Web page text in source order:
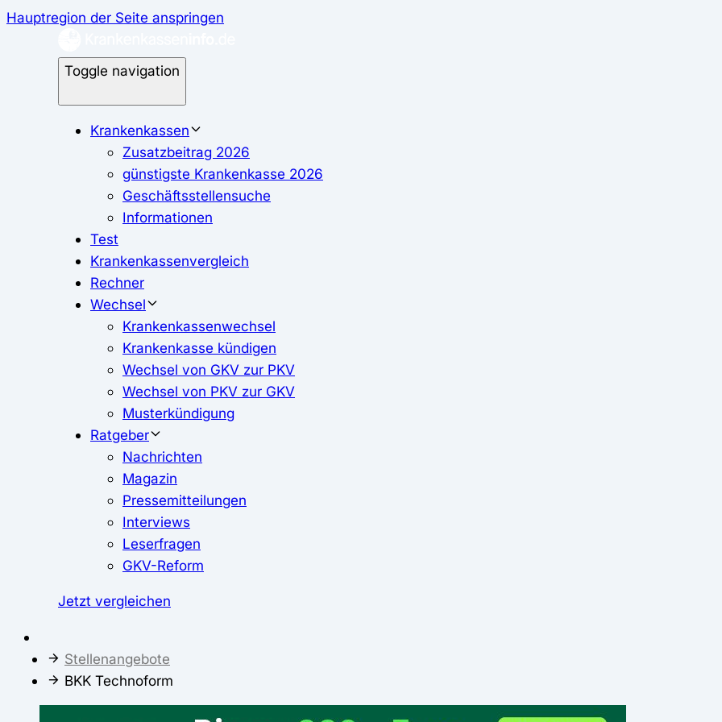
Hauptregion der Seite anspringen
Toggle navigation
Krankenkassen
Zusatzbeitrag 2026
günstigste Krankenkasse 2026
Geschäftsstellensuche
Informationen
Test
Krankenkassenvergleich
Rechner
Wechsel
Krankenkassenwechsel
Krankenkasse kündigen
Wechsel von GKV zur PKV
Wechsel von PKV zur GKV
Musterkündigung
Ratgeber
Nachrichten
Magazin
Pressemitteilungen
Interviews
Leserfragen
GKV-Reform
Jetzt vergleichen
Stellenangebote
BKK Technoform